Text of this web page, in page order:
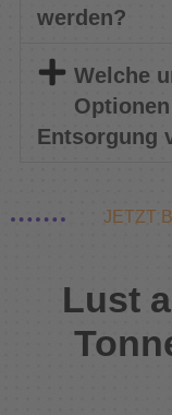
werden?
Welche
Entsorgung
JETZT
Lust